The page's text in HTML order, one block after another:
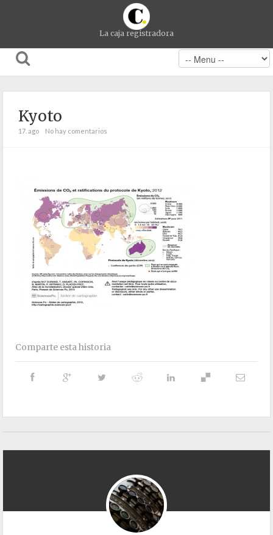
La caja registradora
Kyoto
17. ago No hay comentarios
Comparte esta historia